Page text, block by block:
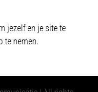
jezelf en je site te
te nemen.